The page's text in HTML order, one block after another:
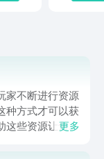
家不断进行资源
种方式才可以获
这些资源让角色
更多